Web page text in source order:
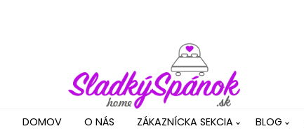
DOMOV O NÁS ZÁKAZNÍCKA SEKCIA BLOG